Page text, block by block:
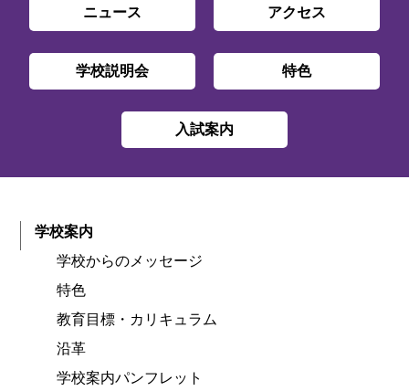
ニュース アクセス
学校説明会 特色
入試案内
学校案内
学校からのメッセージ
特色
教育目標・カリキュラム
沿革
学校案内パンフレット